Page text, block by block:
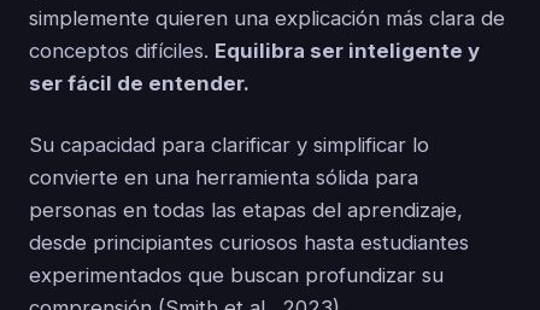
simplemente quieren una explicación más clara de
conceptos difíciles. Equilibra ser inteligente y
ser fácil de entender.
Su capacidad para clarificar y simplificar lo
convierte en una herramienta sólida para
personas en todas las etapas del aprendizaje,
desde principiantes curiosos hasta estudiantes
experimentados que buscan profundizar su